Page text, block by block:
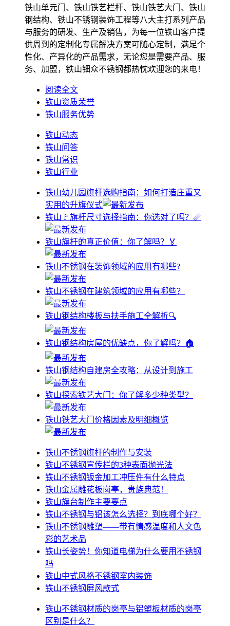
铁山单元门、铁山铁艺栏杆、铁山铁艺大门、铁山
钢结构、铁山不锈钢装饰工程等八大主打系列产品
与服务的研发、生产及销售，为每一位铁山客户提
供周到的定制化专属解决方案可随心定制，满足个
性化、产异化的产品需求，无论您是需要产品、服
务、加盟，铁山钿众不锈钢都热忱欢迎您的来电！
阅读全文
铁山资质荣誉
铁山服务优势
铁山动态
铁山问答
铁山常识
铁山行业
铁山幼儿园旗杆选购指南：如何打造庄重又
实用的升旗仪式
铁山🚩旗杆尺寸选择指南：你选对了吗？📏
铁山旗杆的真正价值：你了解吗？🏅
铁山不锈钢在装饰领域的应用有哪些?
铁山不锈钢在建筑领域的应用有哪些？
铁山钢结构楼板与扶手施工全解析🔍
铁山钢结构房屋的优缺点，你了解吗？🏠
铁山钢结构自建房全攻略：从设计到施工
铁山探索铁艺大门：你了解多少种类型？
铁山铁艺大门价格因素及明细概览
铁山不锈钢旗杆的制作与安装
铁山不锈钢宣传栏的3种表面抛光法
铁山不锈钢钣金加工冲压件有什么特点
铁山金属雕花板岗亭，贵族典范！
铁山旗台制作主要要点
铁山不锈钢与铝该怎么选择？到底哪个好？
铁山不锈钢雕塑——带有情感温度和人文色
彩的艺术品
铁山​长姿势！你知道电梯为什么要用不锈钢
吗
铁山中式风格不锈钢室内装饰
铁山不锈钢屏风款式
铁山不锈钢材质的岗亭与铝塑板材质的岗亭
区别是什么？